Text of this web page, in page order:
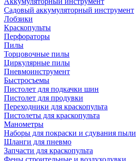
Садовый аккумуляторный инструмент
Лобзики
Краскопульты
Перфораторы
Пилы
Торцовочные пилы
Циркулярные пилы
Пневмоинструмент
Быстросъемы
Пистолет для подкачки шин
Пистолет для продувки
Переходники для краскопульта
Пистолеты для краскопульта
Манометры
Наборы для покраски и сдувания пыли
Шланги для пневмо
Запчасти для краскопульта
Фены строительные и воздуходувки